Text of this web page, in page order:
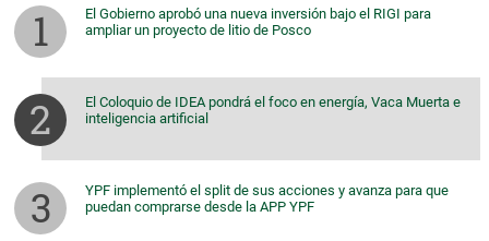
El Gobierno aprobó una nueva inversión bajo el RIGI para
ampliar un proyecto de litio de Posco
El Coloquio de IDEA pondrá el foco en energía, Vaca Muerta e
inteligencia artificial
YPF implementó el split de sus acciones y avanza para que
puedan comprarse desde la APP YPF